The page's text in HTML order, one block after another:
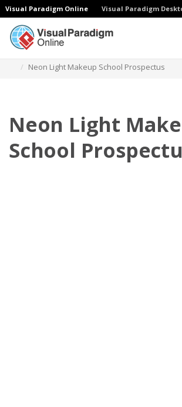
Visual Paradigm Online Visual Paradigm
Neon Light Makeup School Prospectus
Neon Light
School